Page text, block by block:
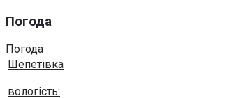
Погода
Погода
Шепетівка
вологість: